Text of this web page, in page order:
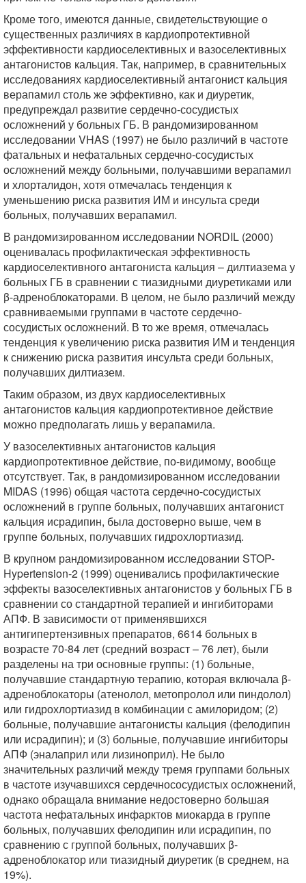
Кроме того, имеются данные, свидетельствующие о
существенных различиях в кардиопротективной
эффективности кардиоселективных и вазоселективных
антагонистов кальция. Так, например, в сравнительных
исследованиях кардиоселективный антагонист кальция
верапамил столь же эффективно, как и диуретик,
предупреждал развитие сердечно-сосудистых
осложнений у больных ГБ. В рандомизированном
исследовании VHAS (1997) не было различий в частоте
фатальных и нефатальных сердечно-сосудистых
осложнений между больными, получавшими верапамил
и хлорталидон, хотя отмечалась тенденция к
уменьшению риска развития ИМ и инсульта среди
больных, получавших верапамил.
В рандомизированном исследовании NORDIL (2000)
оценивалась профилактическая эффективность
кардиоселективного антагониста кальция – дилтиазема у
больных ГБ в сравнении с тиазидными диуретиками или
β-адреноблокаторами. В целом, не было различий между
сравниваемыми группами в частоте сердечно-
сосудистых осложнений. В то же время, отмечалась
тенденция к увеличению риска развития ИМ и тенденция
к снижению риска развития инсульта среди больных,
получавших дилтиазем.
Таким образом, из двух кардиоселективных
антагонистов кальция кардиопротективное действие
можно предполагать лишь у верапамила.
У вазоселективных антагонистов кальция
кардиопротективное действие, по-видимому, вообще
отсутствует. Так, в рандомизированном исследовании
MIDAS (1996) общая частота сердечно-сосудистых
осложнений в группе больных, получавших антагонист
кальция исрадипин, была достоверно выше, чем в
группе больных, получавших гидрохлортиазид.
В крупном рандомизированном исследовании STOP-
Hypertension-2 (1999) оценивались профилактические
эффекты вазоселективных антагонистов у больных ГБ в
сравнении со стандартной терапией и ингибиторами
АПФ. В зависимости от применявшихся
антигипертензивных препаратов, 6614 больных в
возрасте 70-84 лет (средний возраст – 76 лет), были
разделены на три основные группы: (1) больные,
получавшие стандартную терапию, которая включала β-
адреноблокаторы (атенолол, метопролол или пиндолол)
или гидрохлортиазид в комбинации с амилоридом; (2)
больные, получавшие антагонисты кальция (фелодипин
или исрадипин); и (3) больные, получавшие ингибиторы
АПФ (эналаприл или лизиноприл). Не было
значительных различий между тремя группами больных
в частоте изучавшихся сердечнососудистых осложнений,
однако обращала внимание недостоверно большая
частота нефатальных инфарктов миокарда в группе
больных, получавших фелодипин или исрадипин, по
сравнению с группой больных, получавших β-
адреноблокатор или тиазидный диуретик (в среднем, на
19%).